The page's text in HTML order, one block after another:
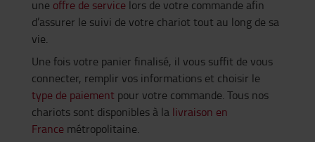
une offre de service lors de votre commande afin
d’assurer le suivi de votre chariot tout au long de sa
vie.
Une fois votre panier finalisé, il vous suffit de vous
connecter, remplir vos informations et choisir le
type de paiement pour votre commande. Tous nos
chariots sont disponibles à la livraison en
France métropolitaine.